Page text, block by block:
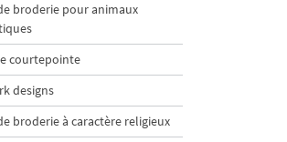
broderie pour animaux
courtepointe
designs
broderie à caractère religieux